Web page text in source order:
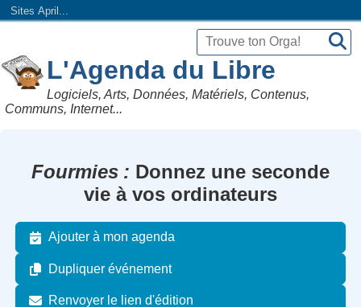
Sites April...
L'Agenda du Libre
Logiciels, Arts, Données, Matériels, Contenus,
Communs, Internet...
Fourmies
Donnez une seconde
vie à vos ordinateurs
Ajouter à mon agenda
Dupliquer événement
Renvoyer le lien d'édition